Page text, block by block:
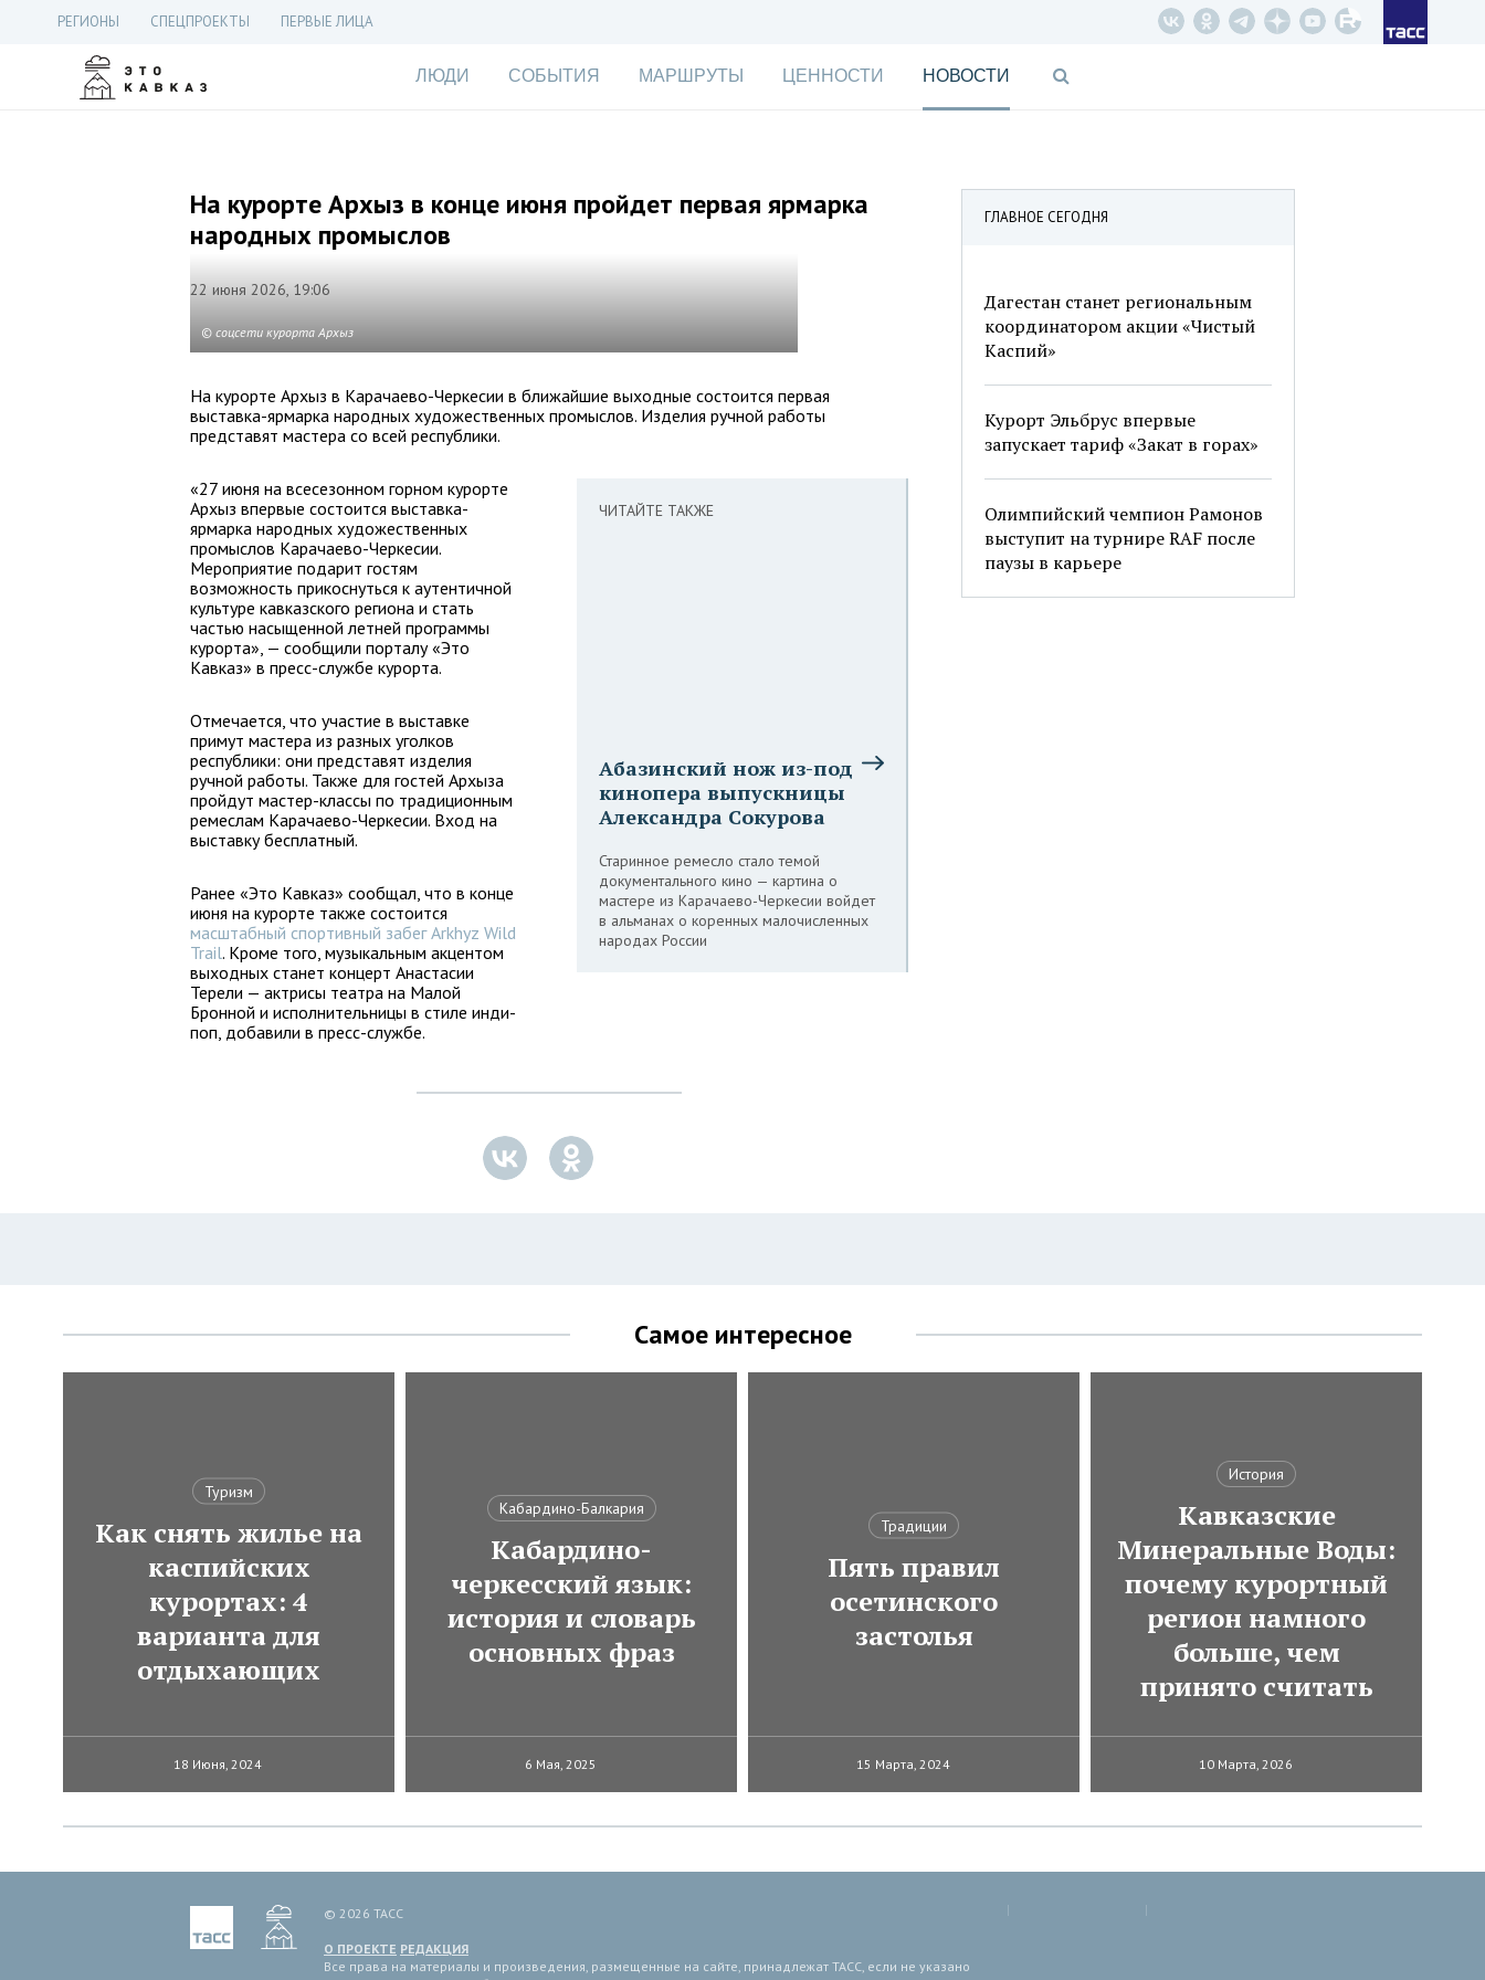
РЕГИОНЫ СПЕЦПРОЕКТЫ ПЕРВЫЕ ЛИЦА
ЛЮДИ СОБЫТИЯ МАРШРУТЫ ЦЕННОСТИ НОВОСТИ
ГЛАВНОЕ СЕГОДНЯ
Дагестан станет региональным
координатором акции «Чистый
Каспий»
Курорт Эльбрус впервые
запускает тариф «Закат в горах»
Олимпийский чемпион Рамонов
выступит на турнире RAF после
паузы в карьере
На курорте Архыз в конце июня пройдет первая ярмарка
народных промыслов
22 июня 2026, 19:06
© соцсети курорта Архыз
На курорте Архыз в Карачаево-Черкесии в ближайшие выходные состоится первая
выставка-ярмарка народных художественных промыслов. Изделия ручной работы
представят мастера со всей республики.
ЧИТАЙТЕ ТАКЖЕ
Абазинский нож из-под
кинопера выпускницы
Александра Сокурова
Старинное ремесло стало темой
документального кино — картина о
мастере из Карачаево-Черкесии войдет
в альманах о коренных малочисленных
народах России
«27 июня на всесезонном горном курорте
Архыз впервые состоится выставка-
ярмарка народных художественных
промыслов Карачаево-Черкесии.
Мероприятие подарит гостям
возможность прикоснуться к аутентичной
культуре кавказского региона и стать
частью насыщенной летней программы
курорта», — сообщили порталу «Это
Кавказ» в пресс-службе курорта.
Отмечается, что участие в выставке
примут мастера из разных уголков
республики: они представят изделия
ручной работы. Также для гостей Архыза
пройдут мастер-классы по традиционным
ремеслам Карачаево-Черкесии. Вход на
выставку бесплатный.
Ранее «Это Кавказ» сообщал, что в конце
июня на курорте также состоится
масштабный спортивный забег Arkhyz Wild
Trail. Кроме того, музыкальным акцентом
выходных станет концерт Анастасии
Терели — актрисы театра на Малой
Бронной и исполнительницы в стиле инди-
поп, добавили в пресс-службе.
Самое интересное
Туризм
Как снять жилье на
каспийских
курортах: 4
варианта для
отдыхающих
18 Июня, 2024
Кабардино-Балкария
Кабардино-
черкесский язык:
история и словарь
основных фраз
6 Мая, 2025
Традиции
Пять правил
осетинского
застолья
15 Марта, 2024
История
Кавказские
Минеральные Воды:
почему курортный
регион намного
больше, чем
принято считать
10 Марта, 2026
© 2026 ТАСС
О ПРОЕКТЕ РЕДАКЦИЯ
Все права на материалы и произведения, размещенные на сайте, принадлежат ТАСС, если не указано